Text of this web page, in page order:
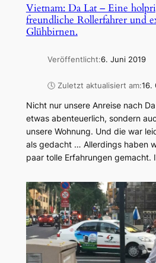
Vietnam: Da Lat – Eine
freundliche Rollerfahrer und
Glühbirnen.
Veröffentlicht:6. Juni 2019
🕓 Zuletzt aktualisiert am:16.
Nicht nur unsere Anreise nach
etwas abenteuerlich, sondern
unsere Wohnung. Und die war
als gedacht … Allerdings haben
paar tolle Erfahrungen gemacht.